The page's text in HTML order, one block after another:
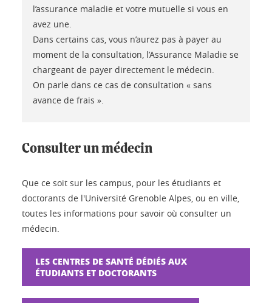
l’assurance maladie et votre mutuelle si vous en
avez une.
Dans certains cas, vous n’aurez pas à payer au
moment de la consultation, l’Assurance Maladie se
chargeant de payer directement le médecin.
On parle dans ce cas de consultation « sans
avance de frais ».
Consulter un médecin
Que ce soit sur les campus, pour les étudiants et
doctorants de l'Université Grenoble Alpes, ou en ville,
toutes les informations pour savoir où consulter un
médecin.
LES CENTRES DE SANTÉ DÉDIÉS AUX
ÉTUDIANTS ET DOCTORANTS